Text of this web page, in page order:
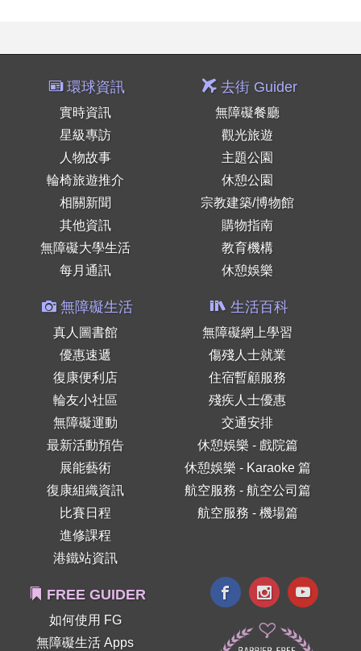
環球資訊
實時資訊
星級專訪
人物故事
輪椅旅遊推介
相關新聞
其他資訊
無障礙大學生活
每月通訊
去街 Guider
無障礙餐廳
觀光旅遊
主題公園
休憩公園
宗教建築/博物館
購物指南
教育機構
休憩娛樂
無障礙生活
真人圖書館
優惠速遞
復康便利店
輪友小社區
無障礙運動
最新活動預告
展能藝術
復康組織資訊
比賽日程
進修課程
港鐵站資訊
生活百科
無障礙網上學習
傷殘人士就業
住宿暫顧服務
殘疾人士優惠
交通安排
休憩娛樂 - 戲院篇
休憩娛樂 - Karaoke 篇
航空服務 - 航空公司篇
航空服務 - 機場篇
FREE GUIDER
如何使用 FG
無障礙生活 Apps